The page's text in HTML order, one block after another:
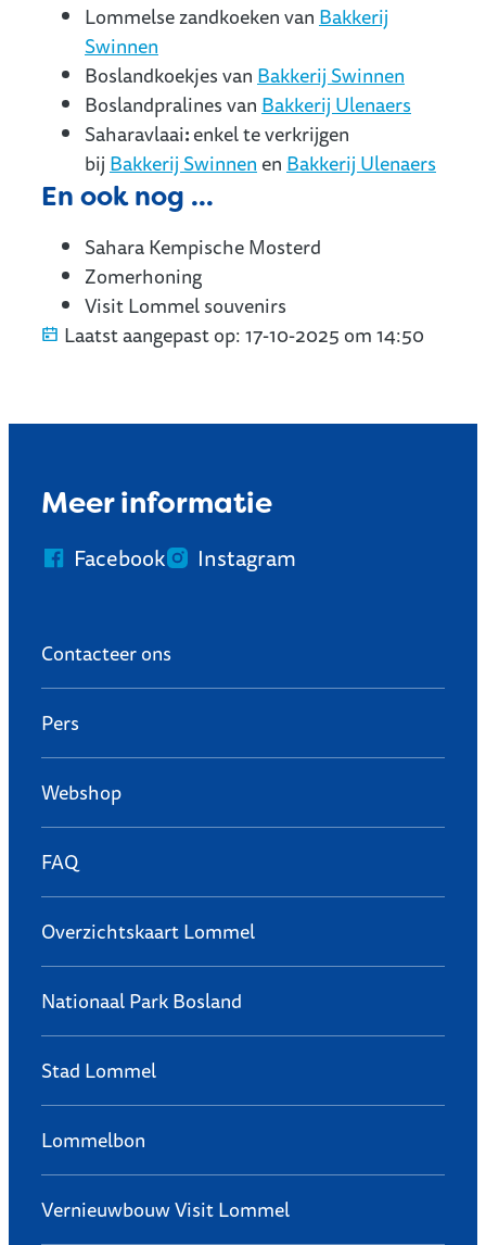
Lommelse zandkoeken van Bakkerij
Swinnen
Boslandkoekjes van Bakkerij Swinnen
Boslandpralines van Bakkerij Ulenaers
Saharavlaai:enkel te verkrijgen
bij Bakkerij Swinnenen Bakkerij Ulenaers
En ook nog …
Sahara Kempische Mosterd
Zomerhoning
Visit Lommel souvenirs
Laatst aangepast op:17-10-2025 om 14:50
Meer informatie
Facebook Instagram
Contacteer ons
Pers
Webshop
FAQ
Overzichtskaart Lommel
Nationaal Park Bosland
Stad Lommel
Lommelbon
Vernieuwbouw Visit Lommel